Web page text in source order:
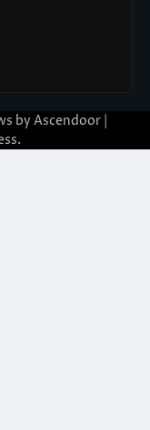
by Ascendoor|
.